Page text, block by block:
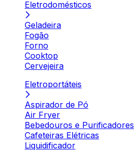
Eletrodomésticos
Geladeira
Fogão
Forno
Cooktop
Cervejeira
Eletroportáteis
Aspirador de Pó
Air Fryer
Bebedouros e Purificadores
Cafeteiras Elétricas
Liquidificador